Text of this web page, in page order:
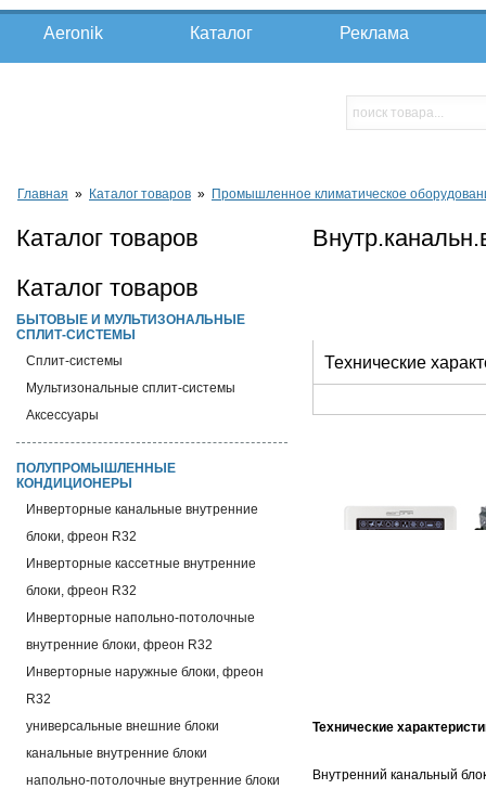
Aeronik Каталог Реклама
Главная » Каталог товаров » Промышленное климатическое
Каталог товаров
Каталог товаров
БЫТОВЫЕ И МУЛЬТИЗОНАЛЬНЫЕ
СПЛИТ-СИСТЕМЫ
Cплит-системы
Мультизональные сплит-системы
Аксессуары
ПОЛУПРОМЫШЛЕННЫЕ
КОНДИЦИОНЕРЫ
Инверторные канальные внутренние
блоки, фреон R32
Инверторные кассетные внутренние
блоки, фреон R32
Инверторные напольно-потолочные
внутренние блоки, фреон R32
Инверторные наружные блоки, фреон
R32
универсальные внешние блоки
канальные внутренние блоки
напольно-потолочные внутренние блоки
Технические
Технические
Внутренний канальный